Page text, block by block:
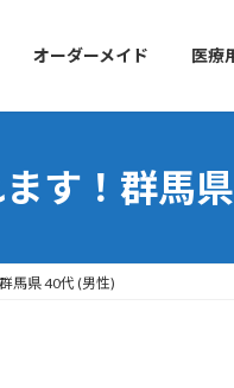
オーダーメイド 医療
す！群馬
馬県 40代 (男性)